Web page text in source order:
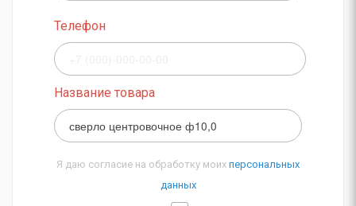
Телефон
Название товара
Я даю согласие на обработку моих персональных
данных